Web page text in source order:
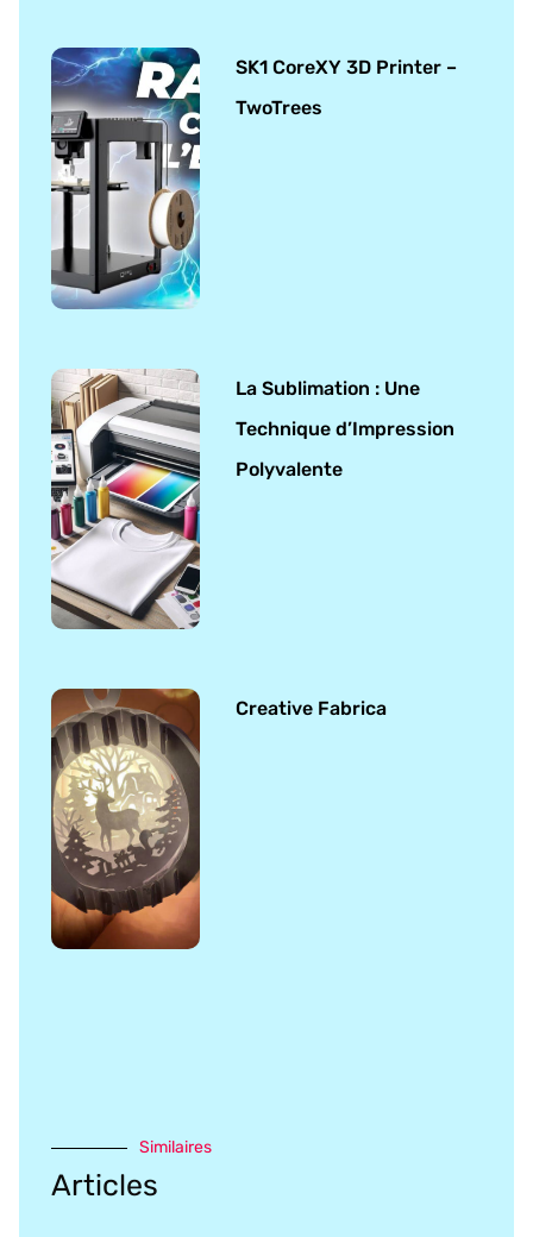
SK1 CoreXY 3D Printer –
TwoTrees
La Sublimation : Une
Technique d’Impression
Polyvalente
Creative Fabrica
Similaires
Articles